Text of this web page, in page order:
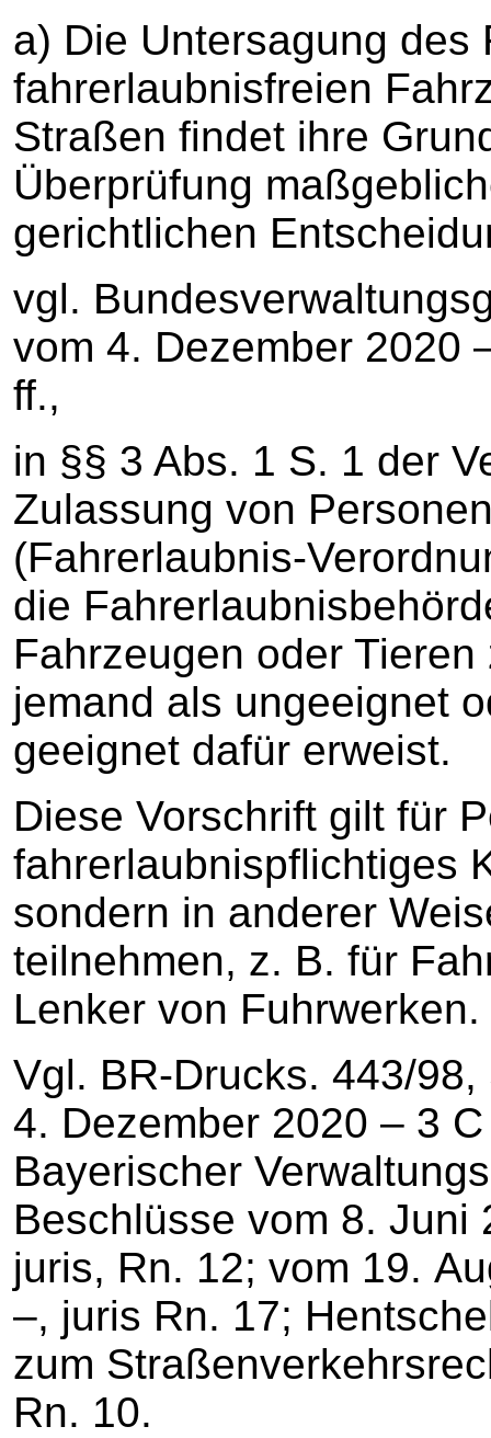
a) Die Untersagung des
fahrerlaubnisfreien
Straßen findet ihre
Überprüfung
gerichtlichen
vgl.
vom 4. Dezember 2020
ff.,
in §§ 3 Abs. 1 S. 1 der
Zulassung von
(Fahrerlaubnis-
die
Fahrzeugen oder
jemand als ungeeignet
geeignet dafür erweist.
Diese Vorschrift gilt für
fahrerlaubnispflichtiges
sondern in anderer
teilnehmen, z. B. für
Lenker von Fuhrwerken.
Vgl. BR-Drucks. 443/
4. Dezember 2020 – 3
Bayerischer
Beschlüsse vom 8. Juni
juris, Rn. 12; vom 19.
–, juris Rn. 17;
zum
Rn. 10.